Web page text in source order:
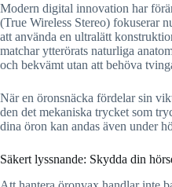
Modern digital innovation har
(True Wireless Stereo) fokuserar
att använda en ultralätt
matchar ytterörats naturliga
och bekvämt utan att behöva
När en öronsnäcka fördelar sin
den det mekaniska trycket som
dina öron kan andas även under
Säkert lyssnande: Skydda din